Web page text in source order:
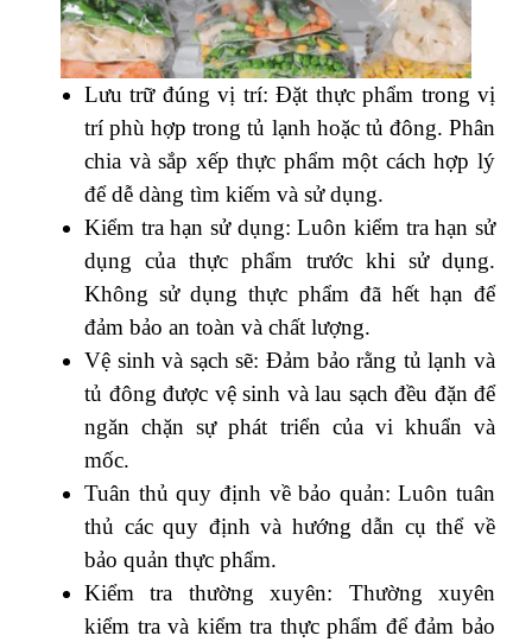
Lưu trữ đúng vị trí: Đặt thực phẩm trong vị
trí phù hợp trong tủ lạnh hoặc tủ đông. Phân
chia và sắp xếp thực phẩm một cách hợp lý
để dễ dàng tìm kiếm và sử dụng.
Kiểm tra hạn sử dụng: Luôn kiểm tra hạn sử
dụng của thực phẩm trước khi sử dụng.
Không sử dụng thực phẩm đã hết hạn để
đảm bảo an toàn và chất lượng.
Vệ sinh và sạch sẽ: Đảm bảo rằng tủ lạnh và
tủ đông được vệ sinh và lau sạch đều đặn để
ngăn chặn sự phát triển của vi khuẩn và
mốc.
Tuân thủ quy định về bảo quản: Luôn tuân
thủ các quy định và hướng dẫn cụ thể về
bảo quản thực phẩm.
Kiểm tra thường xuyên: Thường xuyên
kiểm tra và kiểm tra thực phẩm để đảm bảo